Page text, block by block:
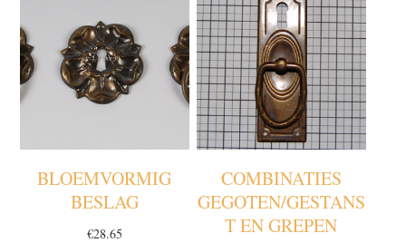
BLOEMVORMIG
BESLAG
€28.65
COMBINATIES
GEGOTEN/GESTANS
T EN GREPEN